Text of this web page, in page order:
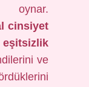
oynar.
cinsiyet
eşitsizlik
ve